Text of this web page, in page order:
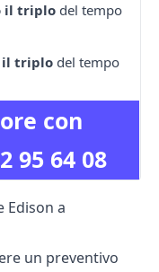
con
95 64 08
il triplodel tempo
triplo del tempo
Edison a
un preventivo